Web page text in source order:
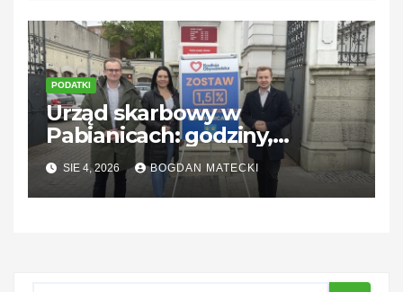
PODATKI
Urząd skarbowy w
Pabianicach: godziny,
kontakt i usługi dla
podatników
SIE 4, 2026 BOGDAN MATECKI